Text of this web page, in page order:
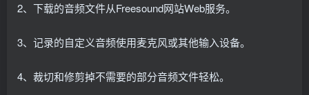
2、下载的音频文件从Freesound网站Web服务。
3、记录的自定义音频使用麦克风或其他输入设备。
4、裁切和修剪掉不需要的部分音频文件轻松。